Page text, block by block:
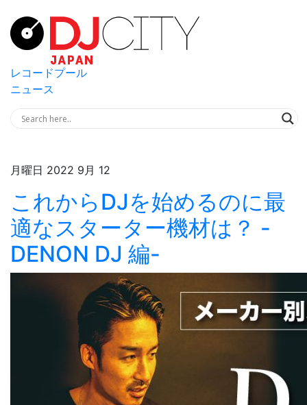
レコードプール
ニュース
月曜日 2022 9月 12
これからDJを始めるのに最
適なスターター機材は？ -
DENON DJ 編-